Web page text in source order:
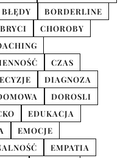
BŁĘDY
BORDERLINE
CHOROBY
CZAS
DIAGNOZA
DOROSLI
EDUKACJA
EMOCJE
EMPATIA